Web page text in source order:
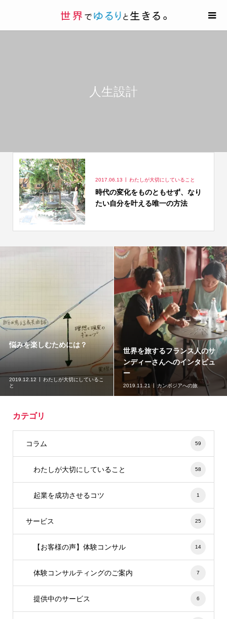
人生設計
2017.06.13 わたしが大切にしていること
時代の変化をものともせず、なり
たい自分を叶える唯一の方法
悩みを楽しむためには？
2019.12.12
わたしが大切にしているこ
と
世界を旅するフランス人のサ
ンディーさんへのインタビュ
ー
2019.11.21 カンボジアへの旅
カテゴリ
コラム 59
わたしが大切にしていること 58
起業を成功させるコツ 1
サービス 25
【お客様の声】体験コンサル 14
体験コンサルティングのご案内 7
提供中のサービス 6